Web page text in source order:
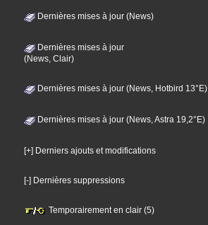
Dernières mises à jour (News)
Dernières mises à jour
(News, Clair)
Dernières mises à jour (News, Hotbird 13°E)
Dernières mises à jour (News, Astra 19,2°E)
[+] Derniers ajouts et modifications
[-] Dernières suppressions
Temporairement en clair (5)